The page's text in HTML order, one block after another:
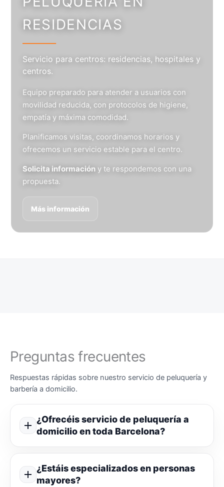
RESIDENCIAS
Servicio para centros: residencias, hospitales y
centros.
Equipo preparado para atender a usuarios con
movilidad reducida, con protocolos de higiene,
empatía y máxima comodidad.
Planificamos visitas, coordinamos horarios y
ofrecemos un servicio estable para el centro.
Solicita información y te respondemos con una
propuesta.
Más información
Preguntas frecuentes
Respuestas rápidas sobre nuestro servicio de peluquería y
barbería a domicilio.
¿Ofrecéis servicio de peluquería a
domicilio en toda Barcelona?
¿Estáis especializados en personas
mayores?